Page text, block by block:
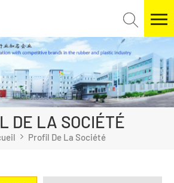
DE LA SOCIÉTÉ
Profil De La Société